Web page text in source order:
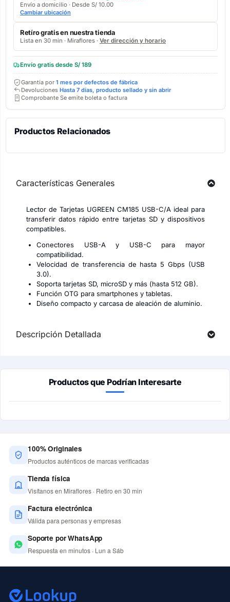
Envío a domicilio · Desde S/ 10.00
Cambiar ubicación
Retíro gratis en nuestra tienda
Lista en 30 min · Miraflores · Ver dirección y horario
Envío gratis desde S/ 189
Garantía por 1 mes por defectos de fábrica
Devoluciones Hasta 7 días, producto sellado y sin abrir
Comprobante Se emite boleta o factura
Productos Relacionados
Características Generales
Lector de Tarjetas UGREEN CM185 USB-C/A ideal para
transferir datos rápido entre tarjetas SD y dispositivos
compatibles.
Conectores USB-A y USB-C para mayor
compatibilidad.
Velocidad de transferencia de hasta 5 Gbps (USB
3.0).
Soporta tarjetas SD, microSD y más (hasta 512 GB).
Función OTG para smartphones y tabletas.
Diseño compacto y carcasa de aleación de aluminio.
Descripción Detallada
Productos que Podrían Interesarte
100% Originales
Productos auténticos de marcas verificadas
Tienda física
Visítanos en Miraflores · Retiro en 30 min
Factura electrónica
Válida para personas y empresas
Soporte por WhatsApp
Respuesta en minutos · Lun a Sáb